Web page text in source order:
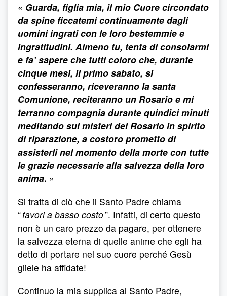
« Guarda, figlia mia, il mio Cuore circondato
da spine ficcatemi continuamente dagli
uomini ingrati con le loro bestemmie e
ingratitudini. Almeno tu, tenta di consolarmi
e fa’ sapere che tutti coloro che, durante
cinque mesi, il primo sabato, si
confesseranno, riceveranno la santa
Comunione, reciteranno un Rosario e mi
terranno compagnia durante quindici minuti
meditando sui misteri del Rosario in spirito
di riparazione, a costoro prometto di
assisterli nel momento della morte con tutte
le grazie necessarie alla salvezza della loro
anima. »
Si tratta di ciò che il Santo Padre chiama
“favori a basso costo”. Infatti, di certo questo
non è un caro prezzo da pagare, per ottenere
la salvezza eterna di quelle anime che egli ha
detto di portare nel suo cuore perché Gesù
gliele ha affidate!
Continuo la mia supplica al Santo Padre,